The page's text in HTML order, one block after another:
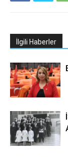
İlgili Haberler